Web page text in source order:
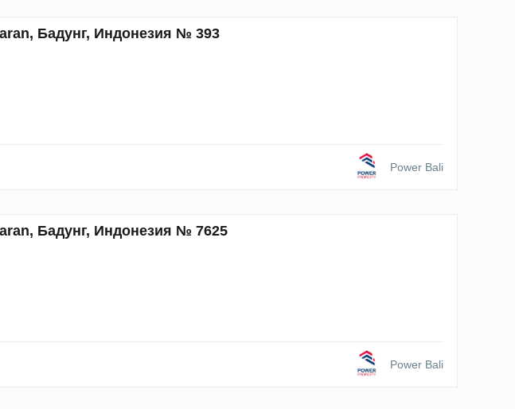
Бадунг, Индонезия № 393
Power Bali
Бадунг, Индонезия № 7625
Power Bali